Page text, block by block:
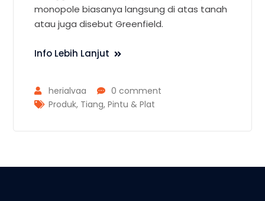
monopole biasanya langsung di atas tanah
atau juga disebut Greenfield.
Info Lebih Lanjut
herialvaa
0 comment
Produk, Tiang, Pintu & Plat